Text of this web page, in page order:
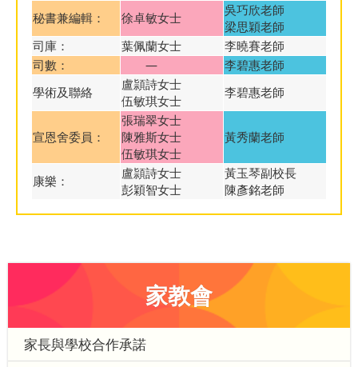
秘書兼編輯： 徐卓敏女士
吳巧欣老師
梁思穎老師
司庫：
葉佩蘭女士
李曉賽老師
司數：
—
李碧惠老師
學術及聯絡
盧頴詩女士
伍敏琪女士
李碧惠老師
宣恩舍委員：
張瑞翠女士
陳雅斯女士
伍敏琪女士
黃秀蘭老師
康樂：
盧頴詩女士
彭穎智女士
黃玉琴副校長
陳彥銘老師
家教會
家長與學校合作承諾